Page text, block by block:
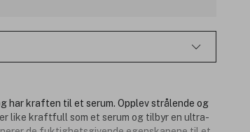
har kraften til et serum. Opplev strålende og
like kraftfull som et serum og tilbyr en ultra-